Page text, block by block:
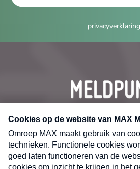
privacyverklaring
CONTACT